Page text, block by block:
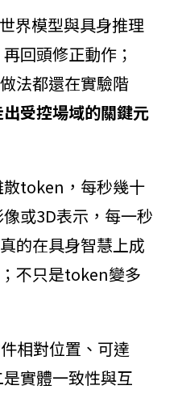
界模型與具身推理
回頭修正動作；
法都還在實驗階
受控場域的關鍵元
散token，每秒幾十
或3D表示，每一秒
的在具身智慧上成
不只是token變多
相對位置、可達
實體一致性與互